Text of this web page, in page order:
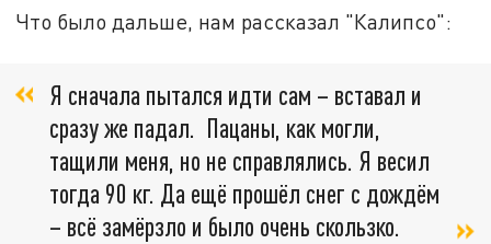
Что было дальше, нам рассказал "Калипсо":
Я сначала пытался идти сам – вставал и
сразу же падал. Пацаны, как могли,
тащили меня, но не справлялись. Я весил
тогда 90 кг. Да ещё прошёл снег с дождём
– всё замёрзло и было очень скользко.